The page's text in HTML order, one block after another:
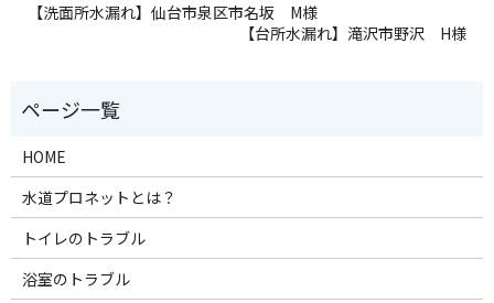
【洗面所水漏れ】仙台市泉区市名坂 M様
【台所水漏れ】滝沢市野沢 H様
HOME
水道プロネットとは？
トイレのトラブル
浴室のトラブル